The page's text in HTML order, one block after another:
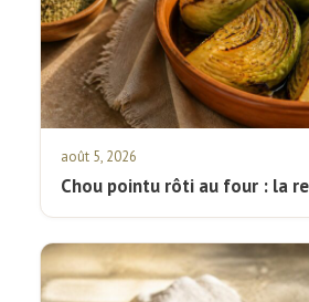
août 5, 2026
Chou pointu rôti au four : la